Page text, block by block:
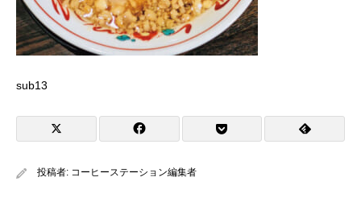
sub13
投稿者: コーヒーステーション編集者